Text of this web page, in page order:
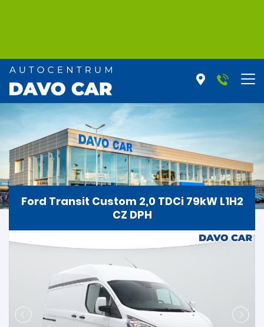
Ford Transit Custom 2,0 TDCi 79kW L1H2
CZ DPH